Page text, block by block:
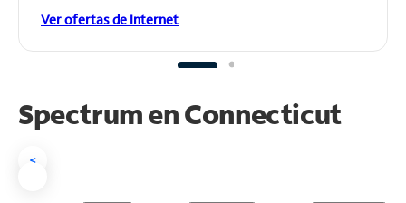
Ver ofertas de Internet
Spectrum enConnecticut
<